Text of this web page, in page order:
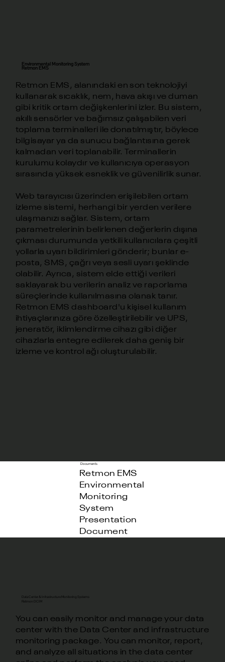
Environmental Monitoring System
Retmon EMS
Retmon EMS, alanındaki en son teknolojiyi
kullanarak sıcaklık, nem, hava akışı ve duman
gibi kritik ortam değişkenlerini izler. Bu sistem,
akıllı sensörler ve bağımsız çalışabilen veri
toplama terminalleri ile donatılmıştır, böylece
bilgisayar ya da sunucu bağlantısına gerek
kalmadan veri toplanabilir. Terminallerin
kurulumu kolaydır ve kullanıcıya operasyon
sırasında yüksek esneklik ve güvenilirlik sunar.
Web tarayıcısı üzerinden erişilebilen ortam
izleme sistemi, herhangi bir yerden verilere
ulaşmanızı sağlar. Sistem, ortam
parametrelerinin belirlenen değerlerin dışına
çıkması durumunda yetkili kullanıcılara çeşitli
yollarla uyarı bildirimleri gönderir; bunlar e-
posta, SMS, çağrı veya sesli uyarı şeklinde
olabilir. Ayrıca, sistem elde ettiği verileri
saklayarak bu verilerin analiz ve raporlama
süreçlerinde kullanılmasına olanak tanır.
Retmon EMS dashboard'u kişisel kullanım
ihtiyaçlarınıza göre özelleştirilebilir ve UPS,
jeneratör, iklimlendirme cihazı gibi diğer
cihazlarla entegre edilerek daha geniş bir
izleme ve kontrol ağı oluşturulabilir.
Documents
Retmon EMS
Environmental
Monitoring
System
Presentation
Document
Data Center & Infrastructure Monitoring Systems
Retmon DCIM
You can easily monitor and manage your data
center with the Data Center and infrastructure
monitoring package. You can monitor, report,
and analyze all situations in the data center